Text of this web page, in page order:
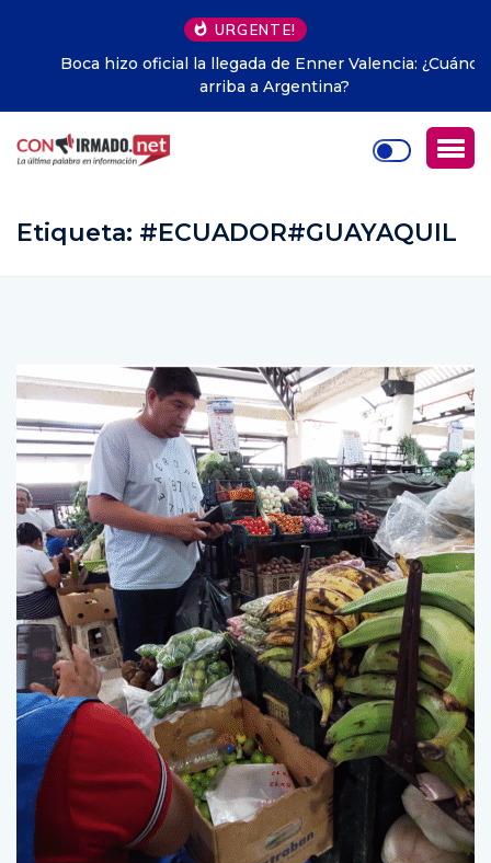
URGENTE!
Boca hizo oficial la llegada de Enner Valencia: ¿Cuándo
arriba a Argentina?
Etiqueta: #ECUADOR#GUAYAQUIL